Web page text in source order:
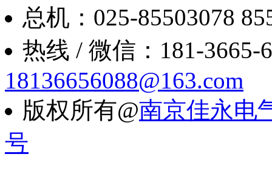
总机：025-85503078
热线 / 微信：181-3665-
18136656088@163.com
版权所有@南京佳永电
号